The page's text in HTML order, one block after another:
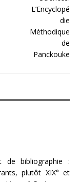
de bibliographie :
plutôt XIX° et